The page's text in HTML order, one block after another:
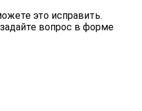
это исправить.
вопрос в форме